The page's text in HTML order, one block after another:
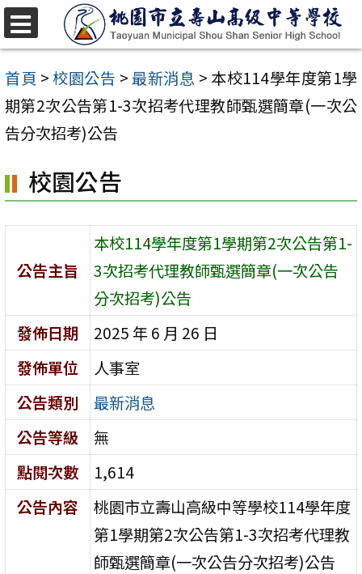
跳
至
主
要
內
區
首頁 >校園公告 >最新消息 > 本校114學年度第1學
期第2次公告第1-3次招考代理教師甄選簡章(一次公
告分次招考)公告
校園公告
公告主旨
本校114學年度第1學期第2次公告第1-
3次招考代理教師甄選簡章(一次公告
分次招考)公告
發佈日期
2025 年 6 月 26 日
發佈單位
人事室
公告類別
最新消息
公告等級
無
點閱次數
1,614
公告內容
桃園市立壽山高級中等學校114學年度
第1學期第2次公告第1-3次招考代理教
師甄選簡章(一次公告分次招考)公告
選
單